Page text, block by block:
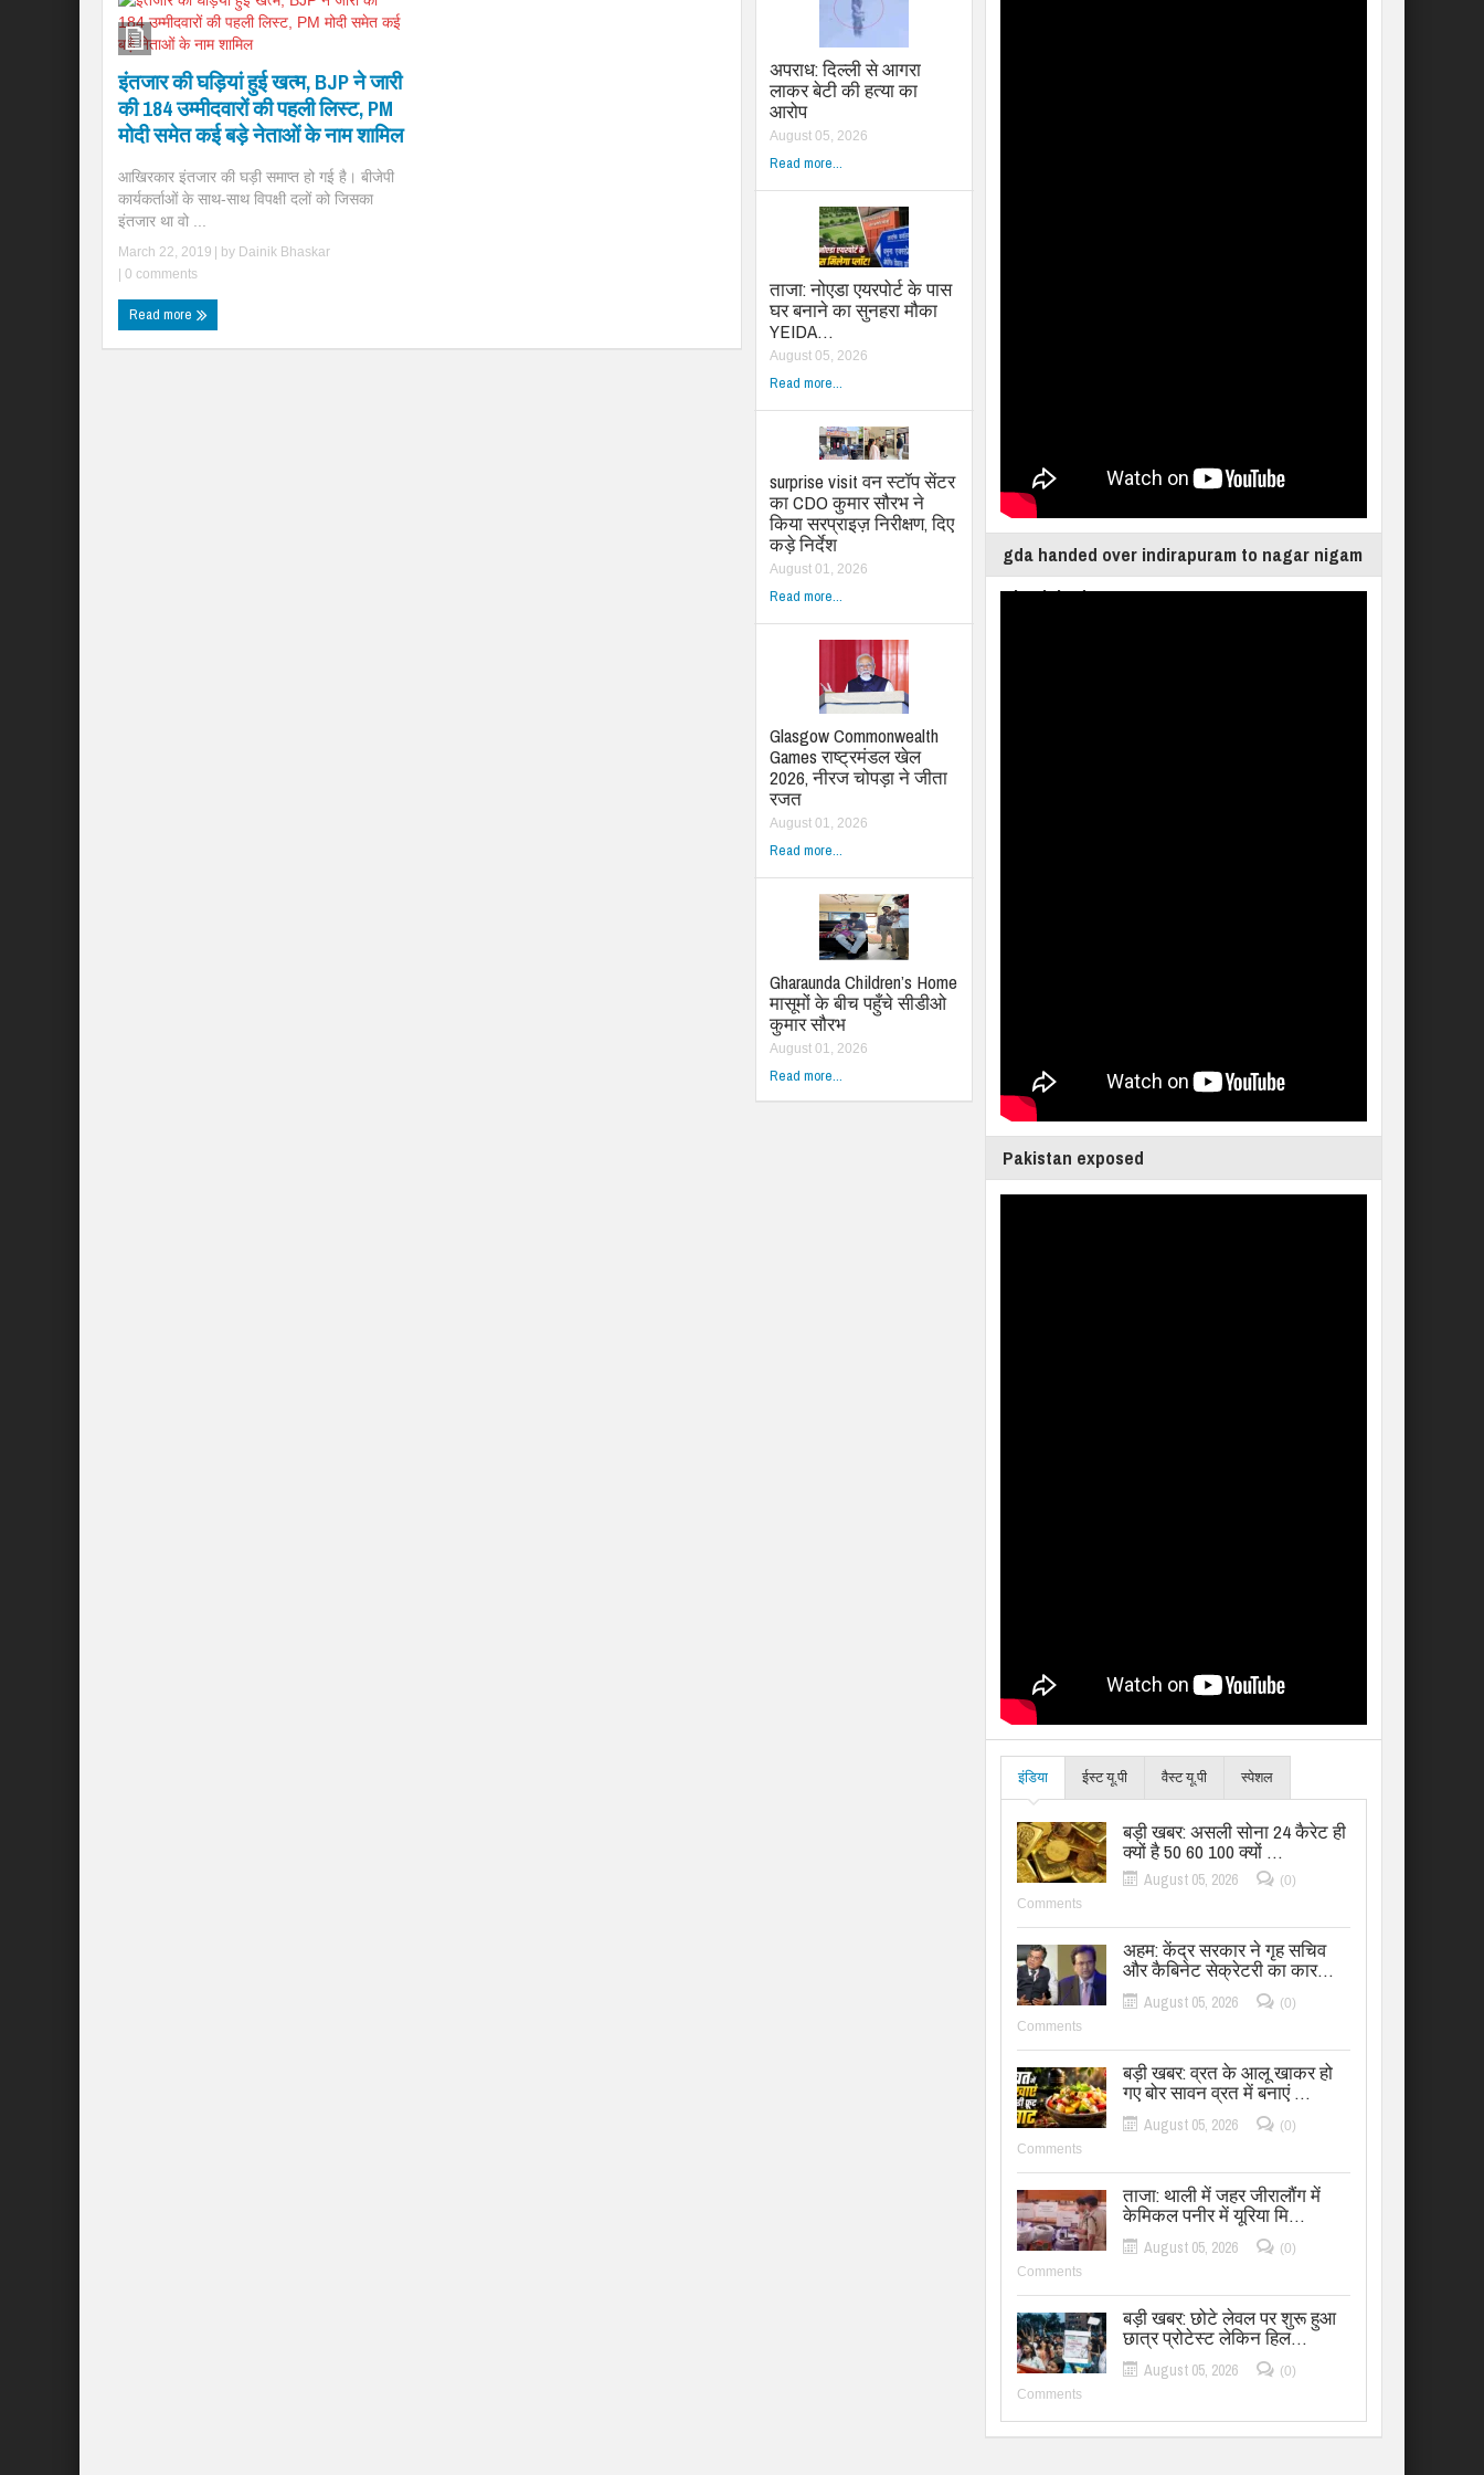
इंतजार की घड़ियां हुई खत्म, BJP ने जारी
की 184 उम्मीदवारों की पहली लिस्ट, PM
मोदी समेत कई बड़े नेताओं के नाम शामिल
आखिरकार इंतजार की घड़ी समाप्त हो गई है। बीजेपी
कार्यकर्ताओं के साथ-साथ विपक्षी दलों को जिसका
इंतजार था वो ...
March 22, 2019 | by Dainik Bhaskar
0 comments
Read more
अपराध: दिल्ली से आगरा
लाकर बेटी की हत्या का
आरोप
August 05, 2026
Read more...
ताजा: नोएडा एयरपोर्ट के पास
घर बनाने का सुनहरा मौका
YEIDA…
August 05, 2026
Read more...
surprise visit वन स्टॉप सेंटर
का CDO कुमार सौरभ ने
किया सरप्राइज़ निरीक्षण, दिए
कड़े निर्देश
August 01, 2026
Read more...
Glasgow Commonwealth
Games राष्ट्रमंडल खेल
2026, नीरज चोपड़ा ने जीता
रजत
August 01, 2026
Read more...
Gharaunda Children’s Home
मासूमों के बीच पहुँचे सीडीओ
कुमार सौरभ
August 01, 2026
Read more...
gda handed over indirapuram to nagar nigam
ghaziabad
Pakistan exposed
इंडिया ईस्ट यू.पी वैस्ट यू.पी स्पेशल
बड़ी खबर: असली सोना 24 कैरेट ही
क्यों है 50 60 100 क्यों …
August 05, 2026
(0)
Comments
अहम: केंद्र सरकार ने गृह सचिव
और कैबिनेट सेक्रेटरी का कार…
August 05, 2026
(0)
Comments
बड़ी खबर: व्रत के आलू खाकर हो
गए बोर सावन व्रत में बनाएं …
August 05, 2026
(0)
Comments
ताजा: थाली में जहर जीरालौंग में
केमिकल पनीर में यूरिया मि…
August 05, 2026
(0)
Comments
बड़ी खबर: छोटे लेवल पर शुरू हुआ
छात्र प्रोटेस्ट लेकिन हिल…
August 05, 2026
(0)
Comments